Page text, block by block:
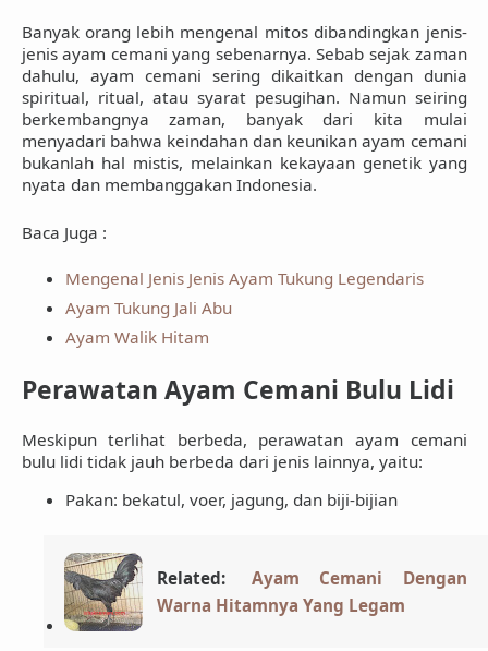
Banyak orang lebih mengenal mitosdibandingkan jenis-
jenis ayam cemani yang sebenarnya. Sebab sejak zaman
dahulu, ayam cemani sering dikaitkan dengan dunia
spiritual, ritual, atau syarat pesugihan. Namun seiring
berkembangnya zaman, banyak dari kita mulai
menyadari bahwa keindahan dan keunikan ayam cemani
bukanlah hal mistis, melainkan kekayaan genetik yang
nyata dan membanggakan Indonesia.
Baca Juga :
Mengenal Jenis Jenis Ayam Tukung Legendaris
Ayam Tukung Jali Abu
Ayam Walik Hitam
Perawatan Ayam Cemani Bulu Lidi
Meskipun terlihat berbeda, perawatan ayam cemani
bulu lidi tidak jauh berbeda dari jenis lainnya, yaitu:
Pakan: bekatul, voer, jagung, dan biji-bijian
Related:
Ayam Cemani Dengan
Warna Hitamnya Yang Legam